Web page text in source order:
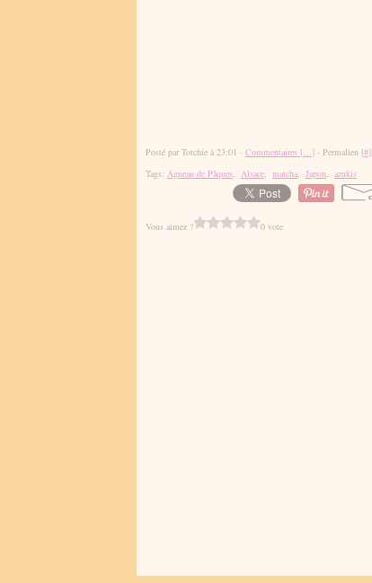
Posté par Totchie à 23:01 - Commentaires […] - Permalien [#]
Tags: Agneau de Pâques, Alsace, matcha, Japon, azukis
Vous aimez ? 0 vote